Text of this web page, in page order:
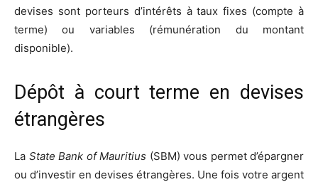
devises sont porteurs d’intérêts à taux fixes (compte à
terme) ou variables (rémunération du montant
disponible).
Dépôt à court terme en devises
étrangères
La State Bank of Mauritius (SBM) vous permet d’épargner
ou d’investir en devises étrangères. Une fois votre argent